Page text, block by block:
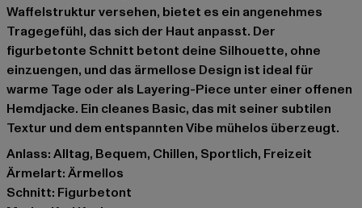
Waffelstruktur versehen, bietet es ein angenehmes
Tragegefühl, das sich der Haut anpasst. Der
figurbetonte Schnitt betont deine Silhouette, ohne
einzuengen, und das ärmellose Design ist ideal für
warme Tage oder als Layering-Piece unter einer offenen
Hemdjacke. Ein cleanes Basic, das mit seiner subtilen
Textur und dem entspannten Vibe mühelos überzeugt.
Anlass: Alltag, Bequem, Chillen, Sportlich, Freizeit
Ärmelart: Ärmellos
Schnitt: Figurbetont